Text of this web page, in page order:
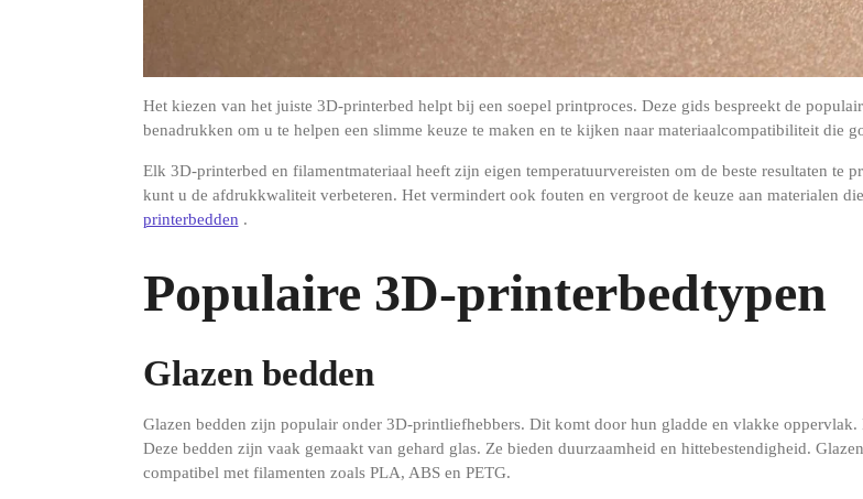
Het kiezen van het juiste 3D-printerbed helpt bij een soepel printproces. Deze gids bespreekt de
benadrukken om u te helpen een slimme keuze te maken en te kijken naar materiaalcompatibiliteit die
Elk 3D-printerbed en filamentmateriaal heeft zijn eigen temperatuurvereisten om de beste resultaten te
kunt u de afdrukkwaliteit verbeteren. Het vermindert ook fouten en vergroot de keuze aan materialen
printerbedden .
Populaire 3D-printerbedtypen
Glazen bedden
Glazen bedden zijn populair onder 3D-printliefhebbers. Dit komt door hun gladde en vlakke oppervlak.
Deze bedden zijn vaak gemaakt van gehard glas. Ze bieden duurzaamheid en hittebestendigheid.
compatibel met filamenten zoals PLA, ABS en PETG.